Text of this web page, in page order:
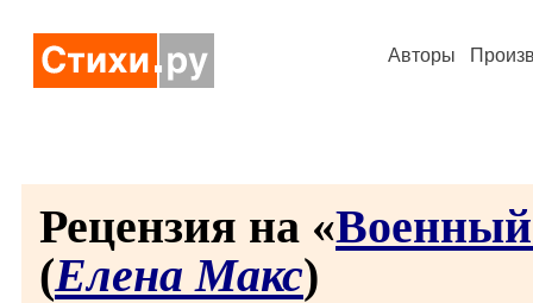
Авторы
Рецензия на «
(Елена Макс)